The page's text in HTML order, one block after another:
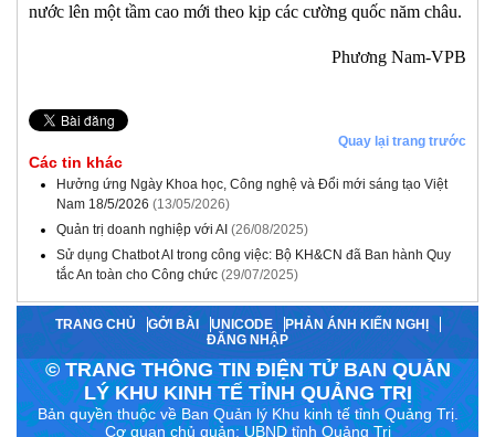
nước lên một tầm cao mới theo kịp các cường quốc năm châu.
Phương Nam-VPB
Quay lại trang trước
Các tin khác
Hưởng ứng Ngày Khoa học, Công nghệ và Đổi mới sáng tạo Việt
Nam 18/5/2026 (13/05/2026)
Quản trị doanh nghiệp với AI (26/08/2025)
Sử dụng Chatbot AI trong công việc: Bộ KH&CN đã Ban hành Quy
tắc An toàn cho Công chức (29/07/2025)
TRANG CHỦ GỞI BÀI UNICODE
PHẢN ÁNH KIẾN NGHỊ
ĐĂNG NHẬP
© TRANG THÔNG TIN ĐIỆN TỬ BAN QUẢN
LÝ KHU KINH TẾ TỈNH QUẢNG TRỊ
Bản quyền thuộc về Ban Quản lý Khu kinh tế tỉnh Quảng Trị.
Cơ quan chủ quản: UBND tỉnh Quảng Trị